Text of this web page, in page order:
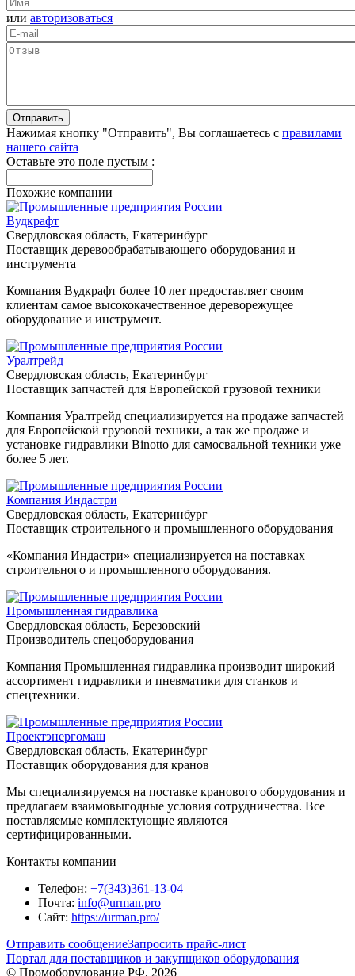
или авторизоваться
Нажимая кнопку "Отправить", Вы соглашаетесь с правилами
нашего сайта
Оставьте это поле пустым :
Похожие компании
Вудкрафт
Свердловская область, Екатеринбург
Поставщик деревообрабатывающего оборудования и
инструмента
Компания Вудкрафт более 10 лет предоставляет своим
клиентам самое высококачественное дереворежущее
оборудование и инструмент.
Уралтрейд
Свердловская область, Екатеринбург
Поставщик запчастей для Европейской грузовой техники
Компания Уралтрейд специализируется на продаже запчастей
для Европейской грузовой техники, а так же продаже и
установке гидравлики Binotto для самосвальной техники уже
более 5 лет.
Компания Индастри
Свердловская область, Екатеринбург
Поставщик строительного и промышленного оборудования
«Компания Индастри» специализируется на поставках
строительного и промышленного оборудования.
Промышленная гидравлика
Свердловская область, Березовский
Производитель спецоборудования
Компания Промышленная гидравлика производит широкий
ассортимент гидравлики и пневматики для станков и
спецтехники.
Проектэнергомаш
Свердловская область, Екатеринбург
Поставщик оборудования для кранов
Мы специализируемся на поставке кранового оборудования и
предлагаем взаимовыгодные условия сотрудничества. Все
поставляемые комплектующие являются
сертифицированными.
Контакты компании
Телефон: +7(343)361-13-04
Почта: info@urman.pro
Сайт: https://urman.pro/
Отправить сообщениеЗапросить прайс-лист
Портал для поставщиков и закупщиков оборудования
© Промоборудование РФ, 2026